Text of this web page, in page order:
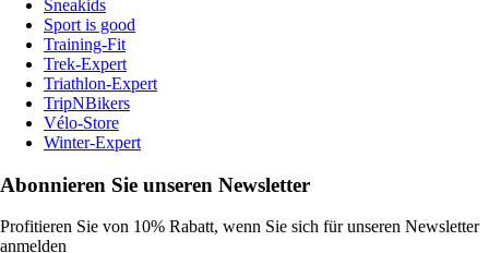
Sneakids
Sport is good
Training-Fit
Trek-Expert
Triathlon-Expert
TripNBikers
Vélo-Store
Winter-Expert
Abonnieren Sie unseren Newsletter
Profitieren Sie von 10% Rabatt, wenn Sie sich für unseren Newsletter
anmelden